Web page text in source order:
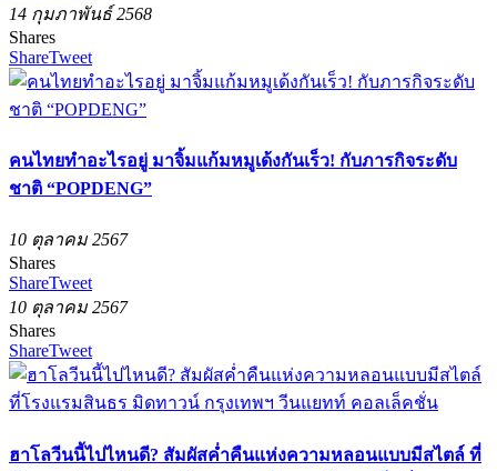
14 กุมภาพันธ์ 2568
Shares
ShareTweet
คนไทยทำอะไรอยู่ มาจิ้มแก้มหมูเด้งกันเร็ว! กับภารกิจระดับ
ชาติ “POPDENG”
10 ตุลาคม 2567
Shares
ShareTweet
10 ตุลาคม 2567
Shares
ShareTweet
ฮาโลวีนนี้ไปไหนดี? สัมผัสค่ำคืนแห่งความหลอนแบบมีสไตล์ ที่